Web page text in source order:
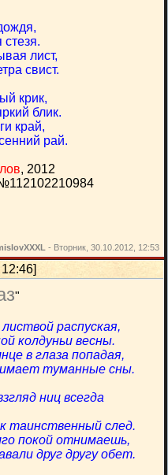
лист,
свист.
крик,
блик.
край,
рай.
, 2012
- Вторник, 30.10.2012, 12:53
"
распуская,
колдуньи весны.
в глаза попадая,
туманные сны.
ниц всегда
таинственный след.
покой отнимаешь,
друг другу обет.